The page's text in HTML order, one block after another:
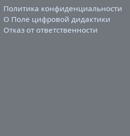
Политика конфиденциальности
О Поле цифровой дидактики
Отказ от ответственности